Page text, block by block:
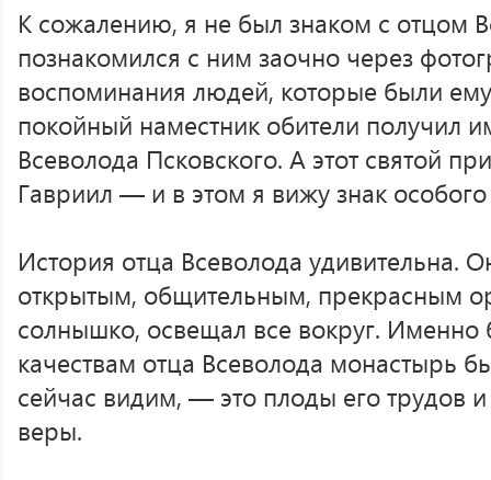
К сожалению, я не был знаком с отцом
познакомился с ним заочно через
воспоминания людей, которые были
покойный наместник обители получил
Всеволода Псковского. А этот святой
Гавриил — и в этом я вижу знак
История отца Всеволода удивительна.
открытым, общительным, прекрасным
солнышко, освещал все вокруг. Именно
качествам отца Всеволода монастырь
сейчас видим, — это плоды его трудов
веры.